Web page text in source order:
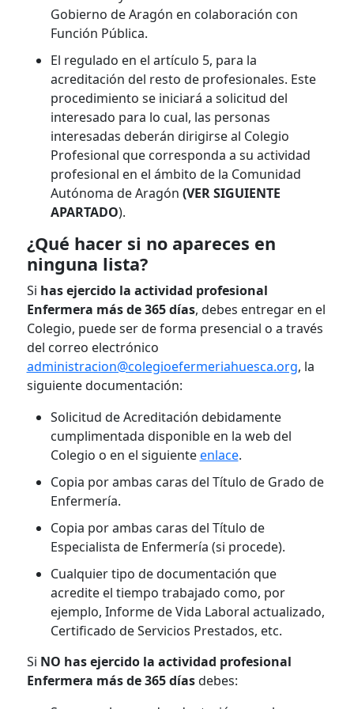
Gobierno de Aragón en colaboración con
Función Pública.
El regulado en el artículo 5, para la
acreditación del resto de profesionales. Este
procedimiento se iniciará a solicitud del
interesado para lo cual, las personas
interesadas deberán dirigirse al Colegio
Profesional que corresponda a su actividad
profesional en el ámbito de la Comunidad
Autónoma de Aragón (VER SIGUIENTE
APARTADO).
¿Qué hacer si no apareces en
ninguna lista?
Si has ejercido la actividad profesional
Enfermera más de 365 días, debes entregar en el
Colegio, puede ser de forma presencial o a través
del correo electrónico
administracion@colegioefermeriahuesca.org, la
siguiente documentación:
Solicitud de Acreditación debidamente
cumplimentada disponible en la web del
Colegio o en el siguienteenlace.
Copia por ambas caras del Título de Grado de
Enfermería.
Copia por ambas caras del Título de
Especialista de Enfermería (si procede).
Cualquier tipo de documentación que
acredite el tiempo trabajado como, por
ejemplo, Informe de Vida Laboral actualizado,
Certificado de Servicios Prestados, etc.
Si NO has ejercido la actividad profesional
Enfermera más de 365 díasdebes: